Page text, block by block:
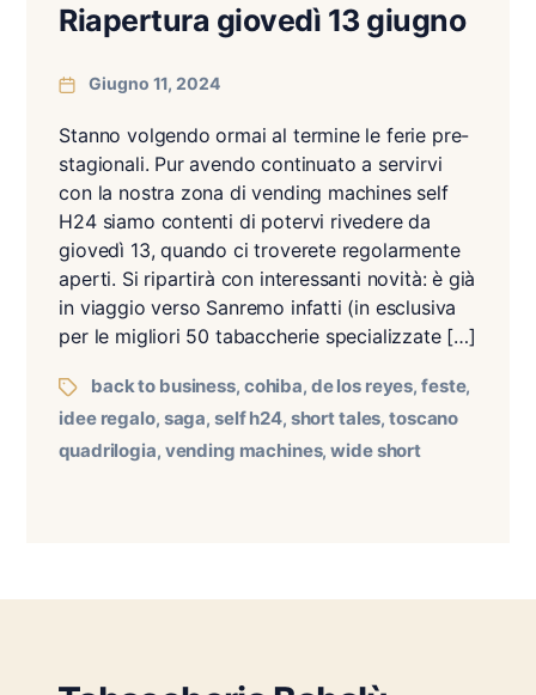
Riapertura giovedì 13 giugno
Giugno 11, 2024
Stanno volgendo ormai al termine le ferie pre-
stagionali. Pur avendo continuato a servirvi
con la nostra zona di vending machines self
H24 siamo contenti di potervi rivedere da
giovedì 13, quando ci troverete regolarmente
aperti. Si ripartirà con interessanti novità: è già
in viaggio verso Sanremo infatti (in esclusiva
per le migliori 50 tabaccherie specializzate […]
back to business, cohiba, de los reyes,feste,
idee regalo, saga, self h24, short tales,toscano
quadrilogia, vending machines,wide short